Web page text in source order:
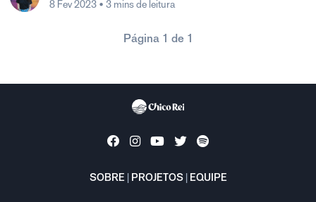
8 Fev 2023 • 3 mins de leitura
Página 1 de 1
SOBRE PROJETOS EQUIPE